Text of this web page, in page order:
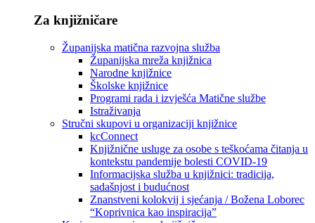
Za knjižničare
Županijska matična razvojna služba
Županijska mreža knjižnica
Narodne knjižnice
Školske knjižnice
Programi rada i izvješća Matične službe
Istraživanja
Stručni skupovi u organizaciji knjižnice
kcConnect
Knjižnične usluge za osobe s teškoćama čitanja u
kontekstu pandemije bolesti COVID-19
Informacijska služba u knjižnici: tradicija,
sadašnjost i budućnost
Znanstveni kolokvij i sjećanja / Božena Loborec
“Koprivnica kao inspiracija”